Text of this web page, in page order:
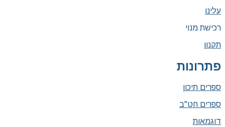
עלינו
רכישת מנוי
תקנון
פתרונות
ספרים תיכון
ספרים חט"ב
דוגמאות